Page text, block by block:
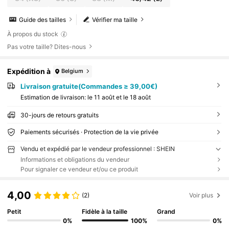
Vérifier ma taille
Guide des tailles
À propos du stock
Pas votre taille? Dites-nous
Expédition à Belgium
Livraison gratuite(Commandes ≥ 39,00€)
Estimation de livraison: le 11 août et le 18 août
30-jours de retours gratuits
Paiements sécurisés · Protection de la vie privée
Vendu et expédié par le vendeur professionnel : SHEIN
Informations et obligations du vendeur
Pour signaler ce vendeur et/ou ce produit
4,00 (2) Voir plus
Petit
0%
Fidèle à la taille
100%
Grand
0%